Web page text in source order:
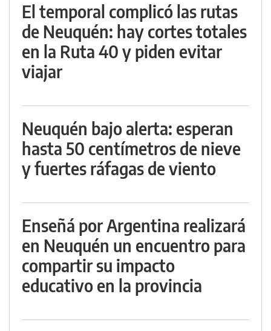
El temporal complicó las rutas
de Neuquén: hay cortes totales
en la Ruta 40 y piden evitar
viajar
Neuquén bajo alerta: esperan
hasta 50 centímetros de nieve
y fuertes ráfagas de viento
Enseñá por Argentina realizará
en Neuquén un encuentro para
compartir su impacto
educativo en la provincia